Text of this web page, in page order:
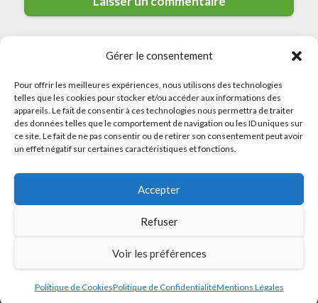
Gérer le consentement
Pour offrir les meilleures expériences, nous utilisons des technologies
telles que les cookies pour stocker et/ou accéder aux informations des
appareils. Le fait de consentir à ces technologies nous permettra de traiter
des données telles que le comportement de navigation ou les ID uniques sur
ce site. Le fait de ne pas consentir ou de retirer son consentement peut avoir
un effet négatif sur certaines caractéristiques et fonctions.
Accepter
Refuser
Voir les préférences
Politique de CookiesPolitique de ConfidentialitéMentions Légales
© 2026 Meilleurs Plombiers · All rights reserved
Mentions Légales
Politique de Cookies